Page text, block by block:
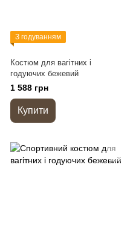
З годуванням
Костюм для вагітних і
годуючих бежевий
1 588 грн
Купити